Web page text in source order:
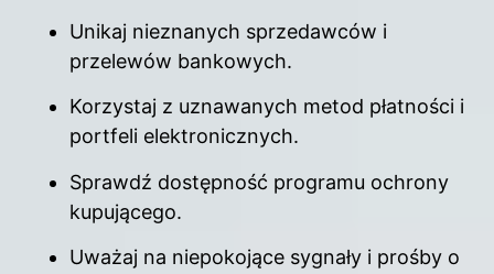
Unikaj nieznanych sprzedawców i
przelewów bankowych.
Korzystaj z uznawanych metod płatności i
portfeli elektronicznych.
Sprawdź dostępność programu ochrony
kupującego.
Uważaj na niepokojące sygnały i prośby o